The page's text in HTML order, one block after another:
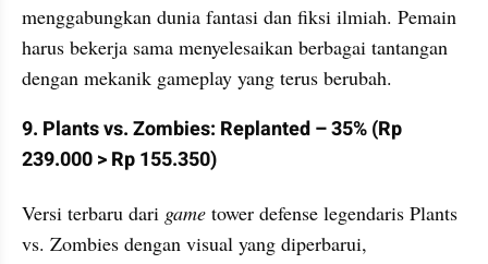
menggabungkan dunia fantasi dan fiksi ilmiah. Pemain
harus bekerja sama menyelesaikan berbagai tantangan
dengan mekanik gameplay yang terus berubah.
9. Plants vs. Zombies: Replanted – 35% (Rp
239.000 > Rp 155.350)
Versi terbaru dari game tower defense legendaris Plants
vs. Zombies dengan visual yang diperbarui,